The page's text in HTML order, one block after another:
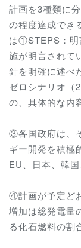
計画を3種類に
の程度達成でき
は①STEPS：明
施が明言されて
針を明確に述べ
ゼロシナリオ（
の、具体的な内
③各国政府は、
ギー開発を積極
EU、日本、韓
④計画が予定ど
増加は総発電量
る化石燃料の割